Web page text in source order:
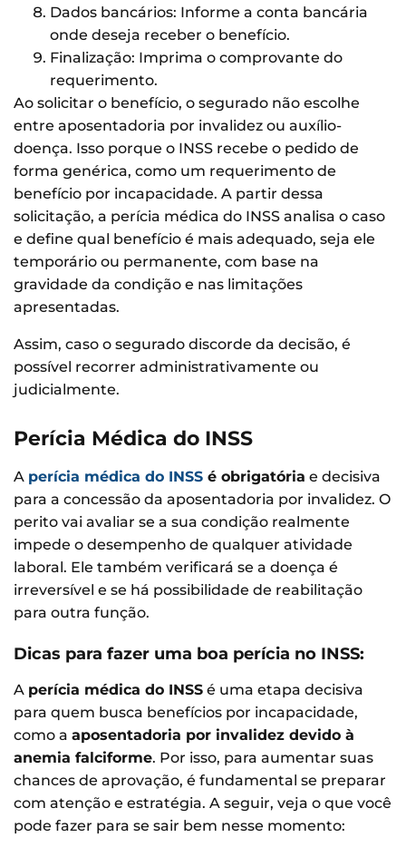
Dados bancários: Informe a conta bancária
onde deseja receber o benefício.
Finalização: Imprima o comprovante do
requerimento.
Ao solicitar o benefício, o segurado não escolhe
entre aposentadoria por invalidez ou auxílio-
doença. Isso porque o INSS recebe o pedido de
forma genérica, como um requerimento de
benefício por incapacidade. A partir dessa
solicitação, a perícia médica do INSS analisa o caso
e define qual benefício é mais adequado, seja ele
temporário ou permanente, com base na
gravidade da condição e nas limitações
apresentadas.
Assim, caso o segurado discorde da decisão, é
possível recorrer administrativamente ou
judicialmente.
Perícia Médica do INSS
A perícia médica do INSS é obrigatória e decisiva
para a concessão da aposentadoria por invalidez. O
perito vai avaliar se a sua condição realmente
impede o desempenho de qualquer atividade
laboral. Ele também verificará se a doença é
irreversível e se há possibilidade de reabilitação
para outra função.
Dicas para fazer uma boa perícia no INSS:
A perícia médica do INSS é uma etapa decisiva
para quem busca benefícios por incapacidade,
como a aposentadoria por invalidez devido à
anemia falciforme. Por isso, para aumentar suas
chances de aprovação, é fundamental se preparar
com atenção e estratégia. A seguir, veja o que você
pode fazer para se sair bem nesse momento: